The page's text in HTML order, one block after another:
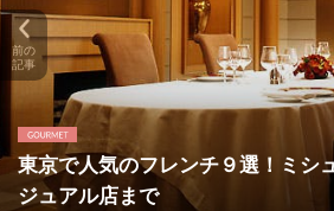
東京で人気のフレンチ９選！ミシ
ジュアル店まで
前の
記事